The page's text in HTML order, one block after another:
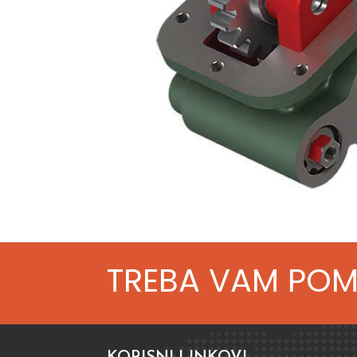
TREBA VAM